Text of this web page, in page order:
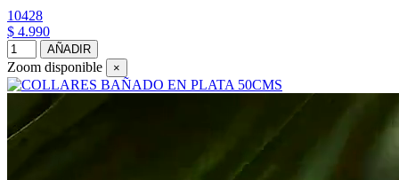
10428
$ 4.990
AÑADIR
Zoom disponible ×